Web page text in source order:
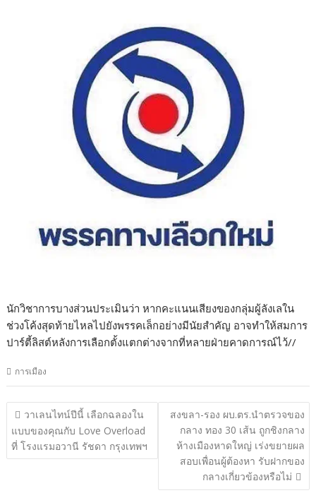
นักวิชาการบางส่วนประเมินว่า หากคะแนนเสียงของกลุ่มผู้ลังเลใน
ช่วงโค้งสุดท้ายไหลไปยังพรรคเล็กอย่างมีนัยสำคัญ อาจทำให้สมการ
ปาร์ตี้ลิสต์หลังการเลือกตั้งแตกต่างจากที่หลายฝ่ายคาดการณ์ไว้//
การเมือง
แนะแนว
เรื่อง
วาเลนไทน์ปีนี้ เลือกฉลองใน
แบบของคุณกับ Love Overload
ที่ โรงแรมอวานี รัชดา กรุงเทพฯ
สงขลา-รอง ผบ.ตร.นำตรวจของ
กลาง ทอง 30 เส้น ถูกชิงกลาง
ห้างเมืองหาดใหญ่ เร่งขยายผล
สอบเพื่อนผู้ต้องหา รับฝากของ
กลางเกี่ยวข้องหรือไม่